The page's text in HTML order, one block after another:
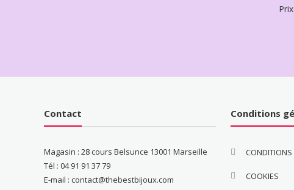
Contact
Magasin : 28 cours Belsunce 13001 Marseille
Tél : 04 91 91 37 79
E-mail : contact@thebestbijoux.com
Conditions
CONDITIONS
COOKIES